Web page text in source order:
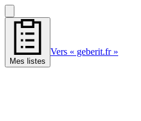
Mes listes
Vers « geberit.fr »